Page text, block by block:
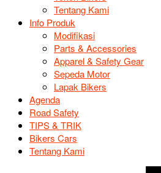
Tentang Kami
Info Produk
Modifikasi
Parts & Accessories
Apparel & Safety Gear
Sepeda Motor
Lapak Bikers
Agenda
Road Safety
TIPS & TRIK
Bikers Cars
Tentang Kami